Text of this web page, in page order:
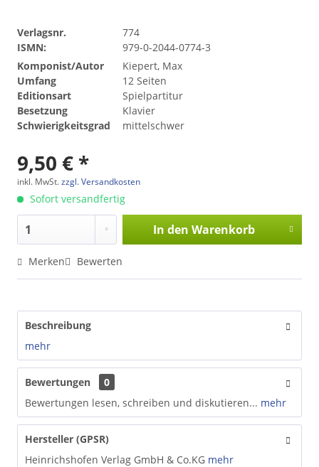
Verlagsnr.
774
ISMN:
979-0-2044-0774-3
Komponist/Autor
Kiepert, Max
Umfang
12 Seiten
Editionsart
Spielpartitur
Besetzung
Klavier
Schwierigkeitsgrad
mittelschwer
9,50 € *
inkl. MwSt.zzgl. Versandkosten
Sofort versandfertig
In den Warenkorb
Merken Bewerten
Beschreibung
mehr
Bewertungen
0
Bewertungen lesen, schreiben und diskutieren... mehr
Hersteller (GPSR)
Heinrichshofen Verlag GmbH & Co.KG mehr